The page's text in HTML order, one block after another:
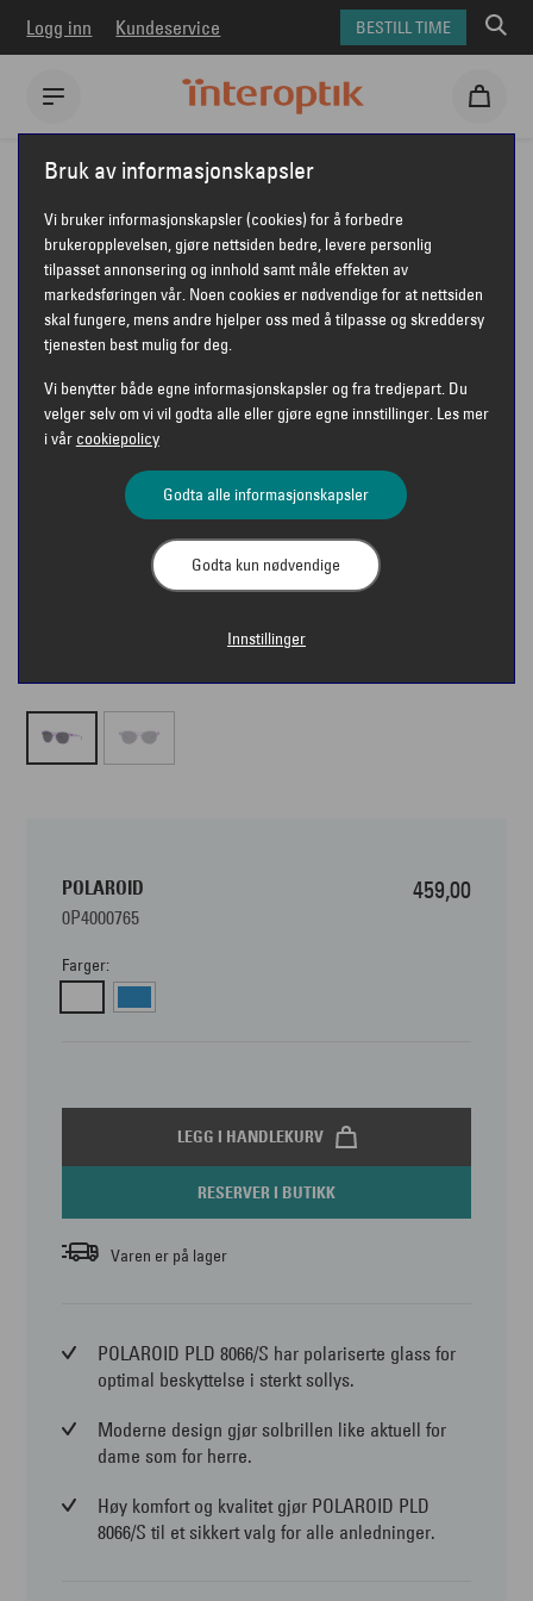
Logg inn Kundeservice BESTILL TIME
Interoptik Solbriller Polaroid solbriller
POLAROID PLD 8066/S
POLAROID
POLAROID
0P4000765
459,00
Farger:
LEGG I HANDLEKURV
RESERVER I BUTIKK
Varen er på lager
POLAROID PLD 8066/S har polariserte glass for
optimal beskyttelse i sterkt sollys.
Moderne design gjør solbrillen like aktuell for
dame som for herre.
Høy komfort og kvalitet gjør POLAROID PLD
8066/S til et sikkert valg for alle anledninger.
Bruk av informasjonskapsler
Vi bruker informasjonskapsler (cookies) for å forbedre
brukeropplevelsen, gjøre nettsiden bedre, levere personlig
tilpasset annonsering og innhold samt måle effekten av
markedsføringen vår. Noen cookies er nødvendige for at nettsiden
skal fungere, mens andre hjelper oss med å tilpasse og skreddersy
tjenesten best mulig for deg.
Vi benytter både egne informasjonskapsler og fra tredjepart. Du
velger selv om vi vil godta alle eller gjøre egne innstillinger. Les mer
i vår cookiepolicy
Godta alle informasjonskapsler
Godta kun nødvendige
Innstillinger